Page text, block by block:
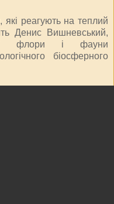
реагують на теплий
Денис Вишневський,
флори і фауни
біосферного